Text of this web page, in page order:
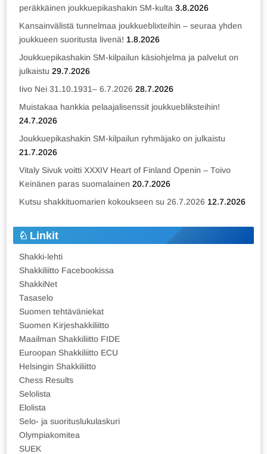
peräkkäinen joukkuepikashakin SM-kulta 3.8.2026
Kansainvälistä tunnelmaa joukkueblixteihin – seuraa yhden
joukkueen suoritusta livenä! 1.8.2026
Joukkuepikashakin SM-kilpailun käsiohjelma ja palvelut on
julkaistu 29.7.2026
Iivo Nei 31.10.1931– 6.7.2026 28.7.2026
Muistakaa hankkia pelaajalisenssit joukkuebliksteihin!
24.7.2026
Joukkuepikashakin SM-kilpailun ryhmäjako on julkaistu
21.7.2026
Vitaly Sivuk voitti XXXIV Heart of Finland Openin – Toivo
Keinänen paras suomalainen 20.7.2026
Kutsu shakkituomarien kokoukseen su 26.7.2026 12.7.2026
Linkit
Shakki-lehti
Shakkiliitto Facebookissa
ShakkiNet
Tasaselo
Suomen tehtäväniekat
Suomen Kirjeshakkiliitto
Maailman Shakkiliitto FIDE
Euroopan Shakkiliitto ECU
Helsingin Shakkiliitto
Chess Results
Selolista
Elolista
Selo- ja suorituslukulaskuri
Olympiakomitea
SUEK